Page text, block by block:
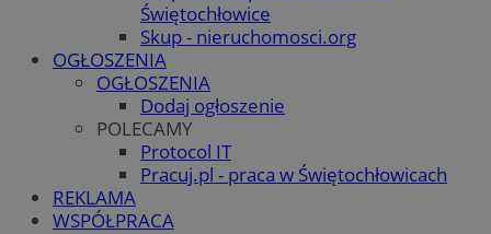
Świętochłowice
Skup - nieruchomosci.org
OGŁOSZENIA
OGŁOSZENIA
Dodaj ogłoszenie
POLECAMY
Protocol IT
Pracuj.pl - praca w Świętochłowicach
REKLAMA
WSPÓŁPRACA